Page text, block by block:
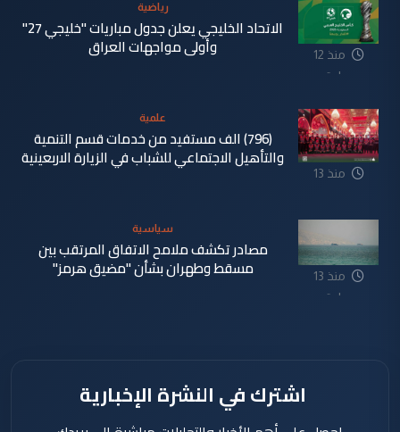
منذ 12
ساعة
رياضية
الاتحاد الخليجي يعلن جدول مباريات "خليجي 27"
وأولى مواجهات العراق
منذ 13
علمية
(796) الف مستفيد من خدمات قسم التنمية
والتأهيل الاجتماعي للشباب في الزيارة الاربعينية
منذ 13
ساعة
سياسية
مصادر تكشف ملامح الاتفاق المرتقب بين
مسقط وطهران بشأن "مضيق هرمز"
اشترك في النشرة الإخبارية